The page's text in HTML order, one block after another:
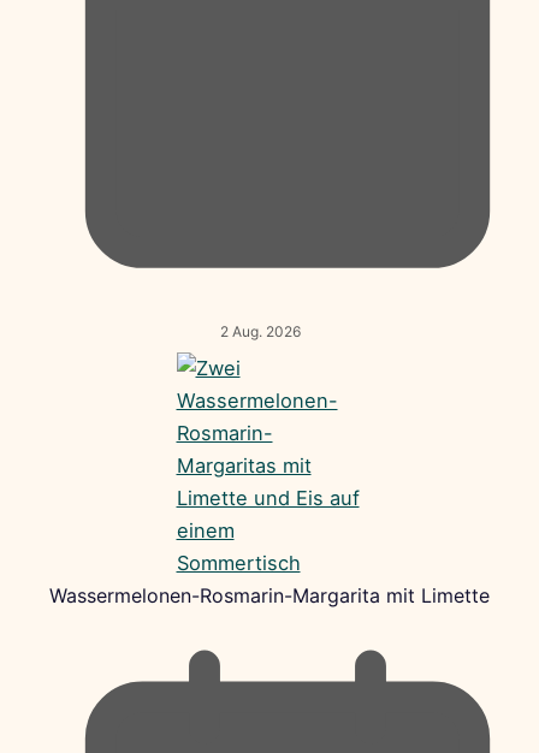
2 Aug. 2026
Wassermelonen-Rosmarin-Margarita mit Limette